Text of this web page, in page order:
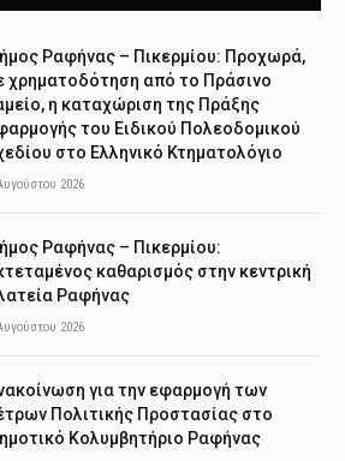
Ραφήνας – Πικερμίου: Προχωρά,
χρηματοδότηση από το Πράσινο
η καταχώριση της Πράξης
του Ειδικού Πολεοδομικού
στο Ελληνικό Κτηματολόγιο
2026
Ραφήνας – Πικερμίου:
καθαρισμός στην κεντρική
Ραφήνας
2026
για την εφαρμογή των
Πολιτικής Προστασίας στο
Κολυμβητήριο Ραφήνας